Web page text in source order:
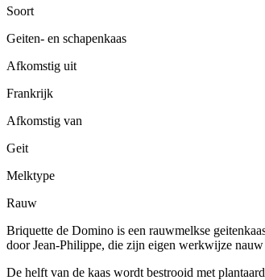
Soort
Geiten- en schapenkaas
Afkomstig uit
Frankrijk
Afkomstig van
Geit
Melktype
Rauw
Briquette de Domino is een rauwmelkse
door Jean-Philippe, die zijn eigen werkwijze
De helft van de kaas wordt bestrooid met